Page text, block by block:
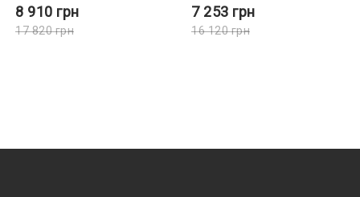
8 910 грн
17 820грн
7 253 грн
16 120грн